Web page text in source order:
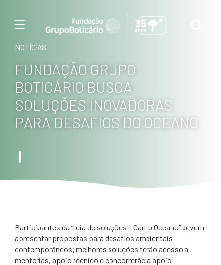
Menu
NOTÍCIAS
FUNDAÇÃO GRUPO
BOTICÁRIO BUSCA
SOLUÇÕES INOVADORAS
PARA DESAFIOS DO OCEANO
Participantes da “teia de soluções – Camp Oceano” devem
apresentar propostas para desafios ambientais
contemporâneos; melhores soluções terão acesso a
mentorias, apoio técnico e concorrerão a apoio